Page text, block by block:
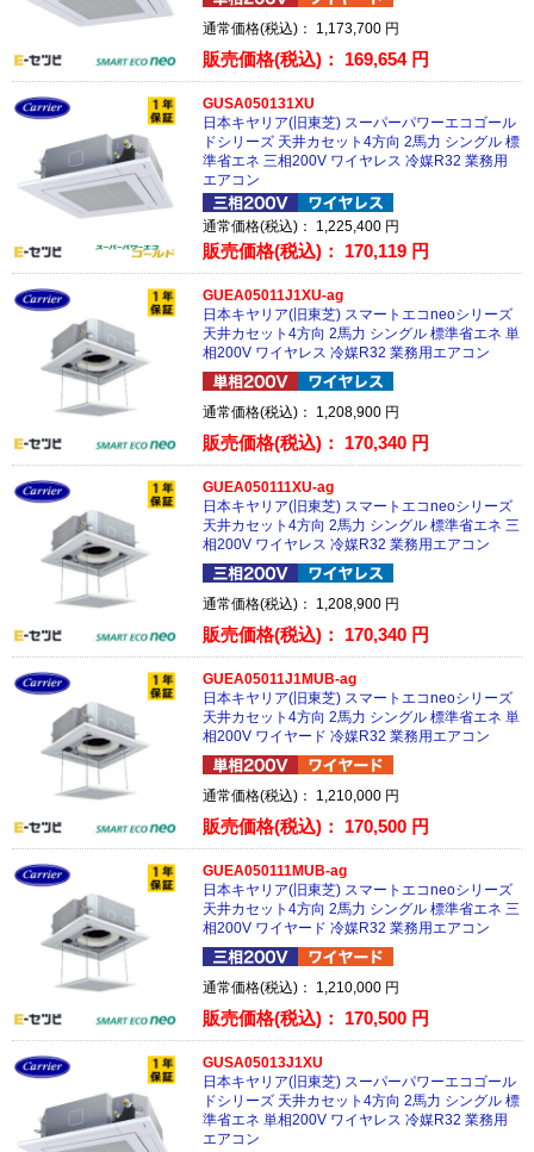
通常価格(税込)： 1,173,700 円
販売価格(税込)： 169,654円
GUSA050131XU
日本キヤリア(旧東芝) スーパーパワーエコゴール
ドシリーズ 天井カセット4方向 2馬力 シングル 標
準省エネ 三相200V ワイヤレス 冷媒R32 業務用
エアコン
通常価格(税込)： 1,225,400 円
販売価格(税込)： 170,119 円
GUEA05011J1XU-ag
日本キヤリア(旧東芝) スマートエコneoシリーズ
天井カセット4方向 2馬力 シングル 標準省エネ 単
相200V ワイヤレス 冷媒R32 業務用エアコン
通常価格(税込)： 1,208,900 円
販売価格(税込)： 170,340 円
GUEA050111XU-ag
日本キヤリア(旧東芝) スマートエコneoシリーズ
天井カセット4方向 2馬力 シングル 標準省エネ 三
相200V ワイヤレス 冷媒R32 業務用エアコン
通常価格(税込)： 1,208,900 円
販売価格(税込)： 170,340 円
GUEA05011J1MUB-ag
日本キヤリア(旧東芝) スマートエコneoシリーズ
天井カセット4方向 2馬力 シングル 標準省エネ 単
相200V ワイヤード 冷媒R32 業務用エアコン
通常価格(税込)： 1,210,000 円
販売価格(税込)： 170,500 円
GUEA050111MUB-ag
日本キヤリア(旧東芝) スマートエコneoシリーズ
天井カセット4方向 2馬力 シングル 標準省エネ 三
相200V ワイヤード 冷媒R32 業務用エアコン
通常価格(税込)： 1,210,000 円
販売価格(税込)： 170,500 円
GUSA05013J1XU
日本キヤリア(旧東芝) スーパーパワーエコゴール
ドシリーズ 天井カセット4方向 2馬力 シングル 標
準省エネ 単相200V ワイヤレス 冷媒R32 業務用
エアコン